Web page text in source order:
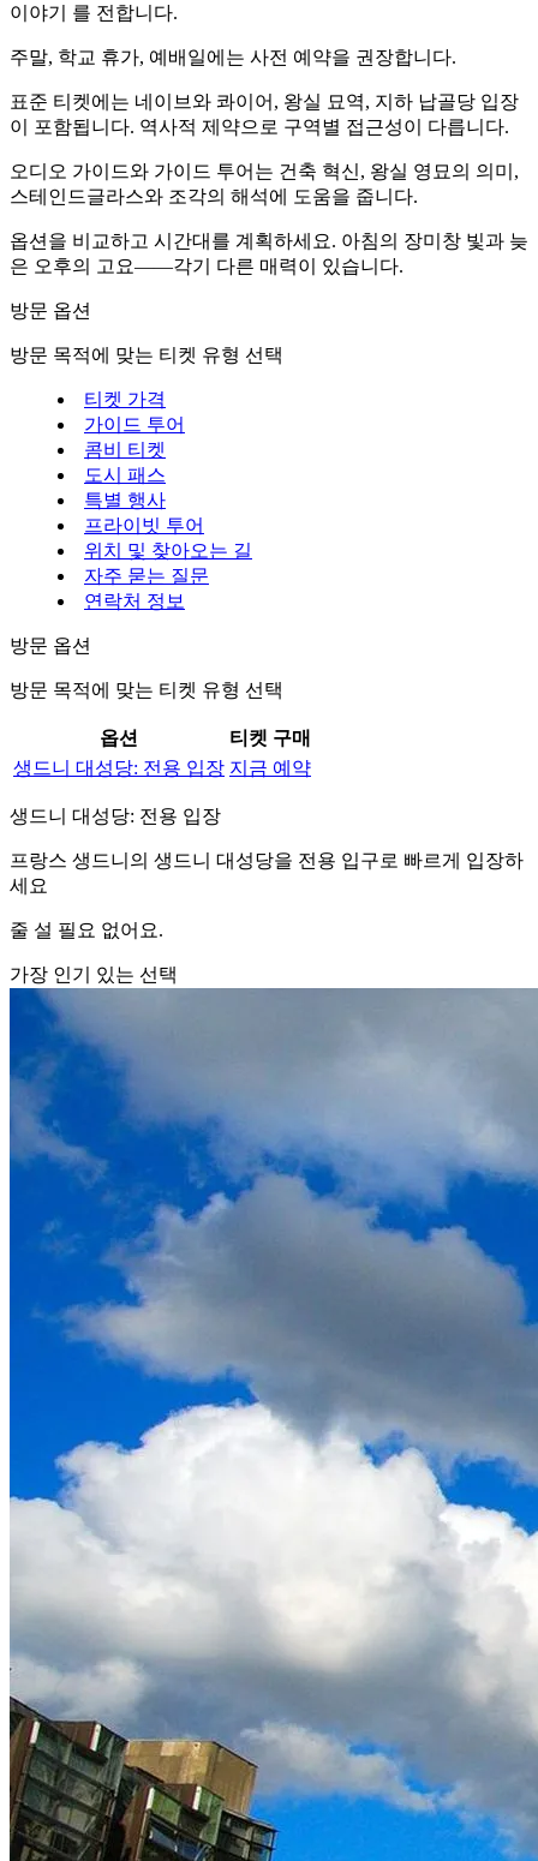
이야기 를 전합니다.
주말, 학교 휴가, 예배일에는 사전 예약을 권장합니다.
표준 티켓에는 네이브와 콰이어, 왕실 묘역, 지하 납골당 입장
이 포함됩니다. 역사적 제약으로 구역별 접근성이 다릅니다.
오디오 가이드와 가이드 투어는 건축 혁신, 왕실 영묘의 의미,
스테인드글라스와 조각의 해석에 도움을 줍니다.
옵션을 비교하고 시간대를 계획하세요. 아침의 장미창 빛과 늦
은 오후의 고요——각기 다른 매력이 있습니다.
방문 옵션
방문 목적에 맞는 티켓 유형 선택
티켓 가격
가이드 투어
콤비 티켓
도시 패스
특별 행사
프라이빗 투어
위치 및 찾아오는 길
자주 묻는 질문
연락처 정보
방문 옵션
방문 목적에 맞는 티켓 유형 선택
옵션
티켓 구매
생드니 대성당: 전용 입장 지금 예약
생드니 대성당: 전용 입장
프랑스 생드니의 생드니 대성당을 전용 입구로 빠르게 입장하
세요
줄 설 필요 없어요.
가장 인기 있는 선택